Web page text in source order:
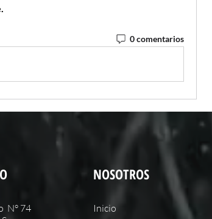
0 comentarios
N° 74
NOSOTROS
Inicio